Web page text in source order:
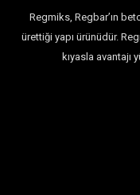
Regmiks, Regbar’ın
ürettiği yapı ürünüdür.
kıyasla